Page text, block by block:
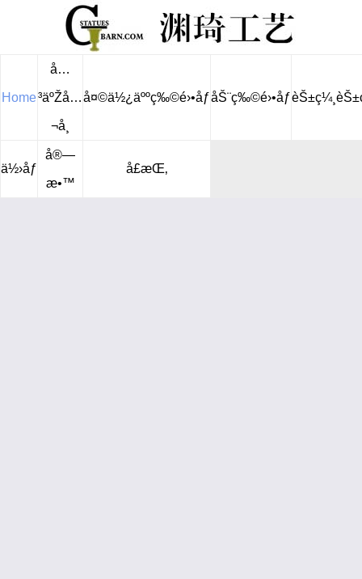
Home
å…
³äºŽå…
¬å¸
å¤©ä½¿äººç‰©é›•åƒåŠ¨ç‰©é›•åƒ
ä½›åƒ
å®—
æ•™
å£æŒ‚